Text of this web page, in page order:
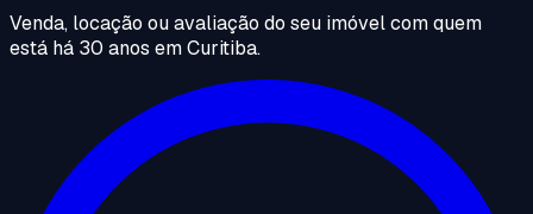
Venda, locação ou avaliação do seu imóvel com quem
está há 30 anos em Curitiba.